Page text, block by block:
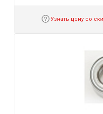
Узнать цену со